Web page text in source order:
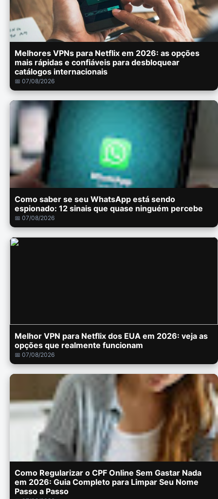
Melhores VPNs para Netflix em 2026: as opções
mais rápidas e confiáveis para desbloquear
catálogos internacionais
📅 07/08/2026
Como saber se seu WhatsApp está sendo
espionado: 12 sinais que quase ninguém percebe
📅 07/08/2026
Melhor VPN para Netflix dos EUA em 2026: veja as
opções que realmente funcionam
📅 07/08/2026
Como Regularizar o CPF Online Sem Gastar Nada
em 2026: Guia Completo para Limpar Seu Nome
Passo a Passo